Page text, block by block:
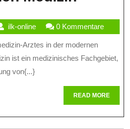
Rolle
Des
Arztes
In
Der
ilk-onlineilk-
online
0 Kommentare
ist ein medizinisches Fachgebiet,
von{...}
READ MOREREAD
MORE